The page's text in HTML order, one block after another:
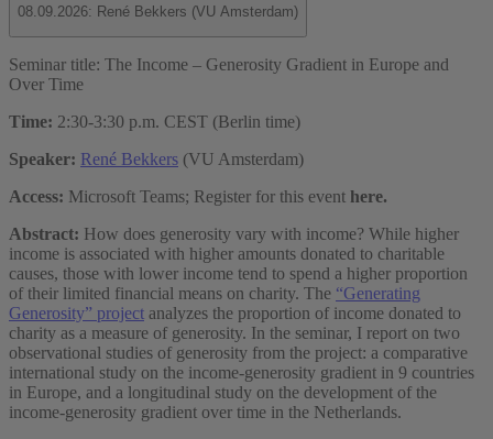
08.09.2026: René Bekkers (VU Amsterdam)
Seminar title: The Income – Generosity Gradient in Europe and
Over Time
Time: 2:30-3:30 p.m. CEST (Berlin time)
Speaker: René Bekkers (VU Amsterdam)
Access: Microsoft Teams; Register for this event here.
Abstract: How does generosity vary with income? While higher
income is associated with higher amounts donated to charitable
causes, those with lower income tend to spend a higher proportion
of their limited financial means on charity. The “Generating
Generosity” project analyzes the proportion of income donated to
charity as a measure of generosity. In the seminar, I report on two
observational studies of generosity from the project: a comparative
international study on the income-generosity gradient in 9 countries
in Europe, and a longitudinal study on the development of the
income-generosity gradient over time in the Netherlands.